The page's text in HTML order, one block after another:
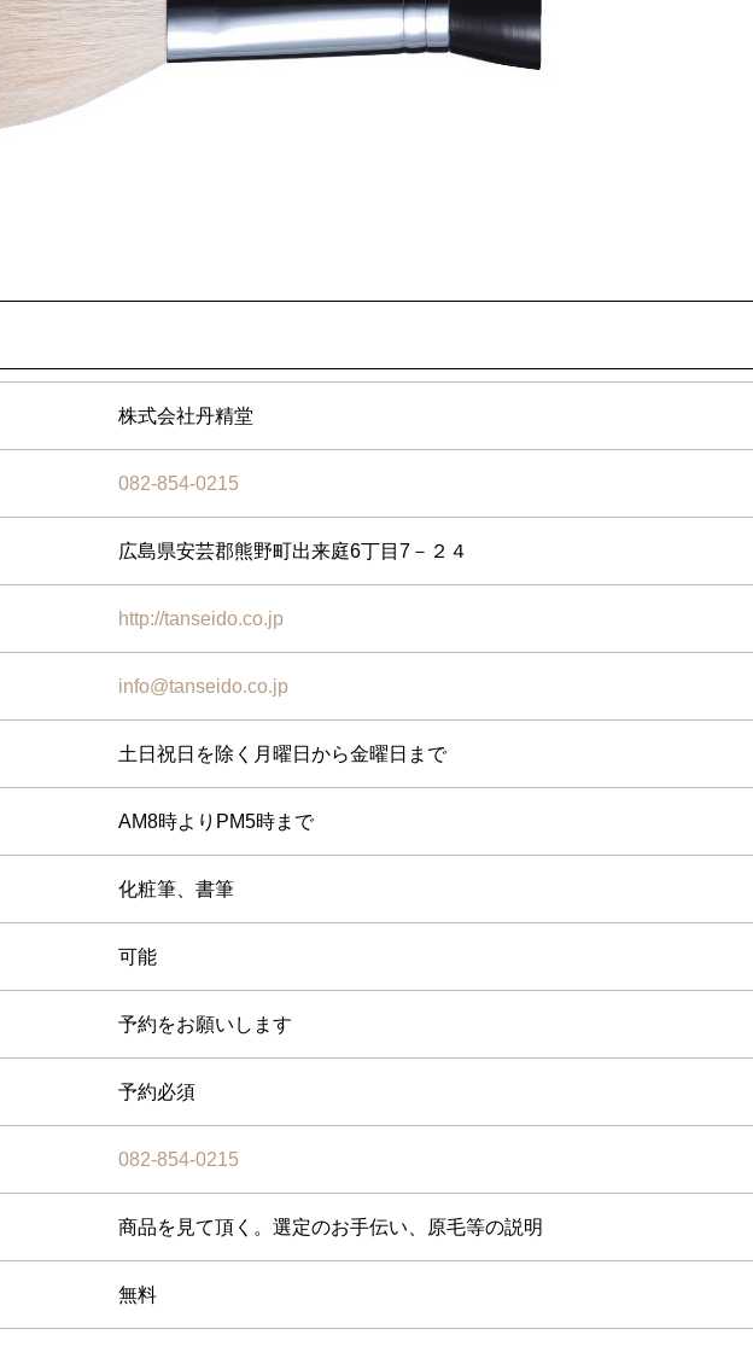
株式会社丹精堂
082-854-0215
広島県安芸郡熊野町出来庭6丁目7－２４
http://tanseido.co.jp
info@tanseido.co.jp
土日祝日を除く月曜日から金曜日まで
AM8時よりPM5時まで
化粧筆、書筆
可能
予約をお願いします
予約必須
082-854-0215
商品を見て頂く。選定のお手伝い、原毛等の説明
無料